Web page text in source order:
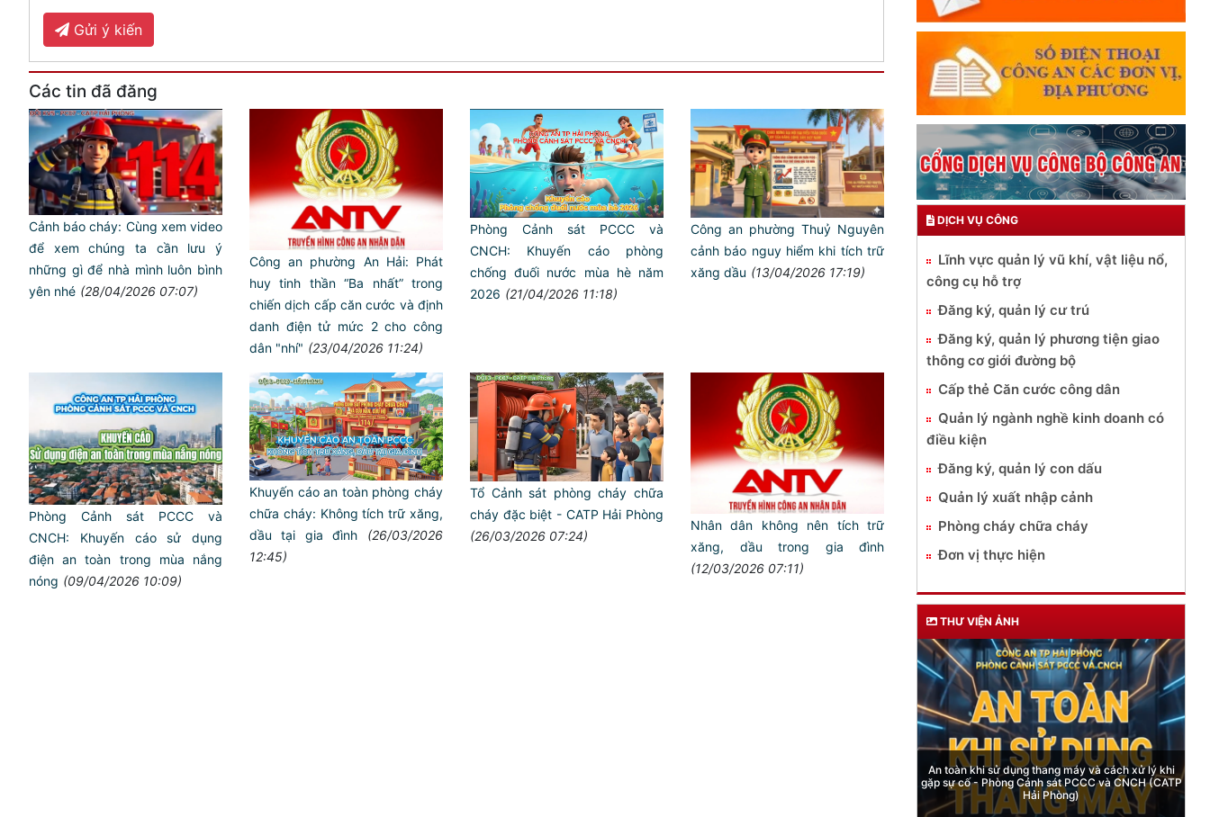
Gửi ý kiến
Các tin đã đăng
Cảnh báo cháy: Cùng xem video
để xem chúng ta cần lưu ý
những gì để nhà mình luôn bình
yên nhé (28/04/2026 07:07)
Công an phường An Hải: Phát
huy tinh thần “Ba nhất” trong
chiến dịch cấp căn cước và định
danh điện tử mức 2 cho công
dân "nhí" (23/04/2026 11:24)
Phòng Cảnh sát PCCC và
CNCH: Khuyến cáo phòng
chống đuối nước mùa hè năm
2026 (21/04/2026 11:18)
Công an phường Thuỷ Nguyên
cảnh báo nguy hiểm khi tích trữ
xăng dầu (13/04/2026 17:19)
Phòng Cảnh sát PCCC và
CNCH: Khuyến cáo sử dụng
điện an toàn trong mùa nắng
nóng (09/04/2026 10:09)
Khuyến cáo an toàn phòng cháy
chữa cháy: Không tích trữ xăng,
dầu tại gia đình
(26/03/2026
12:45)
Tổ Cảnh sát phòng cháy chữa
cháy đặc biệt - CATP Hải Phòng
(26/03/2026 07:24)
Nhân dân không nên tích trữ
xăng, dầu trong gia đình
(12/03/2026 07:11)
DỊCH VỤ CÔNG
Lĩnh vực quản lý vũ khí, vật liệu nổ,
công cụ hỗ trợ
Đăng ký, quản lý cư trú
Đăng ký, quản lý phương tiện giao
thông cơ giới đường bộ
Cấp thẻ Căn cước công dân
Quản lý ngành nghề kinh doanh có
điều kiện
Đăng ký, quản lý con dấu
Quản lý xuất nhập cảnh
Phòng cháy chữa cháy
Đơn vị thực hiện
THƯ VIỆN ẢNH
An toàn khi sử dụng thang máy và cách xử lý khi
gặp sự cố - Phòng Cảnh sát PCCC và CNCH (CATP
Cán bộ Phòng Cảnh sát PCCC và CNCH CATP Hải
Phòng - thành viên Đoàn cứu nạn cứu hộ Việt Nam
nhanh chóng hỗ trợ cho người đồng nghiệp